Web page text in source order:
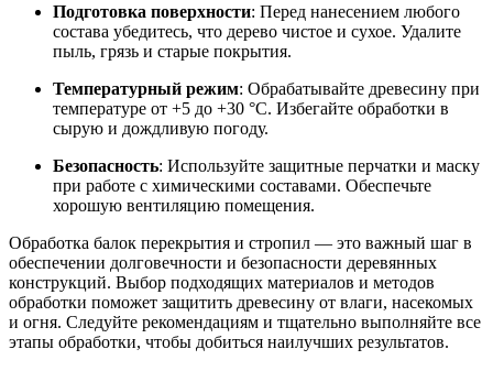
Подготовка поверхности: Перед нанесением любого
состава убедитесь, что дерево чистое и сухое. Удалите
пыль, грязь и старые покрытия.
Температурный режим: Обрабатывайте древесину при
температуре от +5 до +30 °C. Избегайте обработки в
сырую и дождливую погоду.
Безопасность: Используйте защитные перчатки и маску
при работе с химическими составами. Обеспечьте
хорошую вентиляцию помещения.
Обработка балок перекрытия и стропил — это важный шаг в
обеспечении долговечности и безопасности деревянных
конструкций. Выбор подходящих материалов и методов
обработки поможет защитить древесину от влаги, насекомых
и огня. Следуйте рекомендациям и тщательно выполняйте все
этапы обработки, чтобы добиться наилучших результатов.